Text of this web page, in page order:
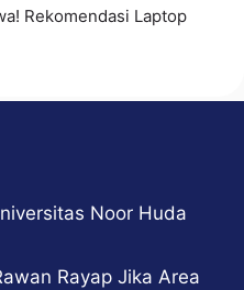
Rekomendasi Laptop
Noor Huda
Rayap Jika Area